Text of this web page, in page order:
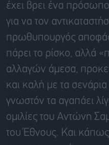
έχει βρει ένα
για να τον
πρωθυπουργός
πάρει το ρίσκο, αλλά
αλλαγών άμεσα,
και καλή με τα
γνωστόν τα αγαπάει
ομιλίες του Αντώνη
του Έθνους. Και κάπως